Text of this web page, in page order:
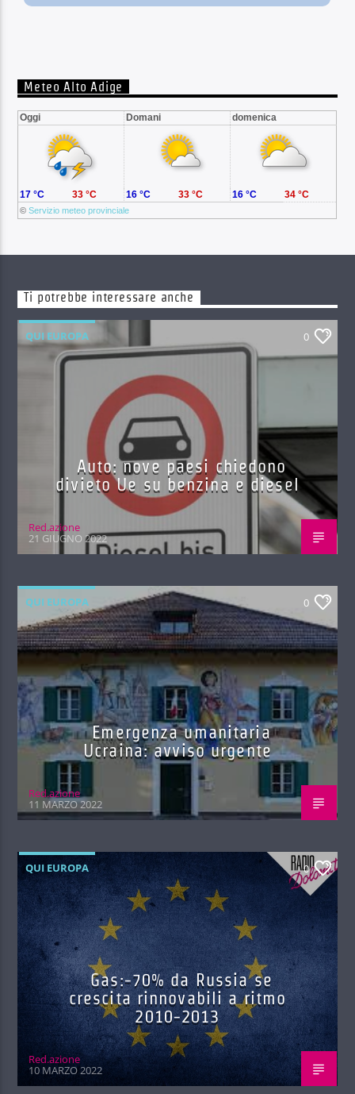
Meteo Alto Adige
Oggi Domani domenica
©Servizio meteo provinciale
17 °C 33 °C 16 °C 33 °C 16 °C 34 °C
Ti potrebbe interessare anche
QUI EUROPA 0
Auto: nove paesi chiedono
divieto Ue su benzina e diesel
Red.azione
21 GIUGNO 2022
QUI EUROPA 0
Emergenza umanitaria
Ucraina: avviso urgente
Red.azione
11 MARZO 2022
QUI EUROPA 0
Gas:-70% da Russia se
crescita rinnovabili a ritmo
2010-2013
Red.azione
10 MARZO 2022